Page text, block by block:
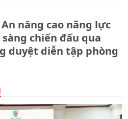
nâng cao năng lực
sàng chiến đấu qua
duyệt diễn tập phòng